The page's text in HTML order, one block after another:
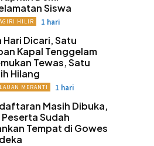
Siswa
HILIR 1 hari
Hari Dicari, Satu
Kapal Tenggelam
Tewas, Satu
Hilang
MERANTI 1 hari
Masih Dibuka,
Sudah
Tempat di Gowes